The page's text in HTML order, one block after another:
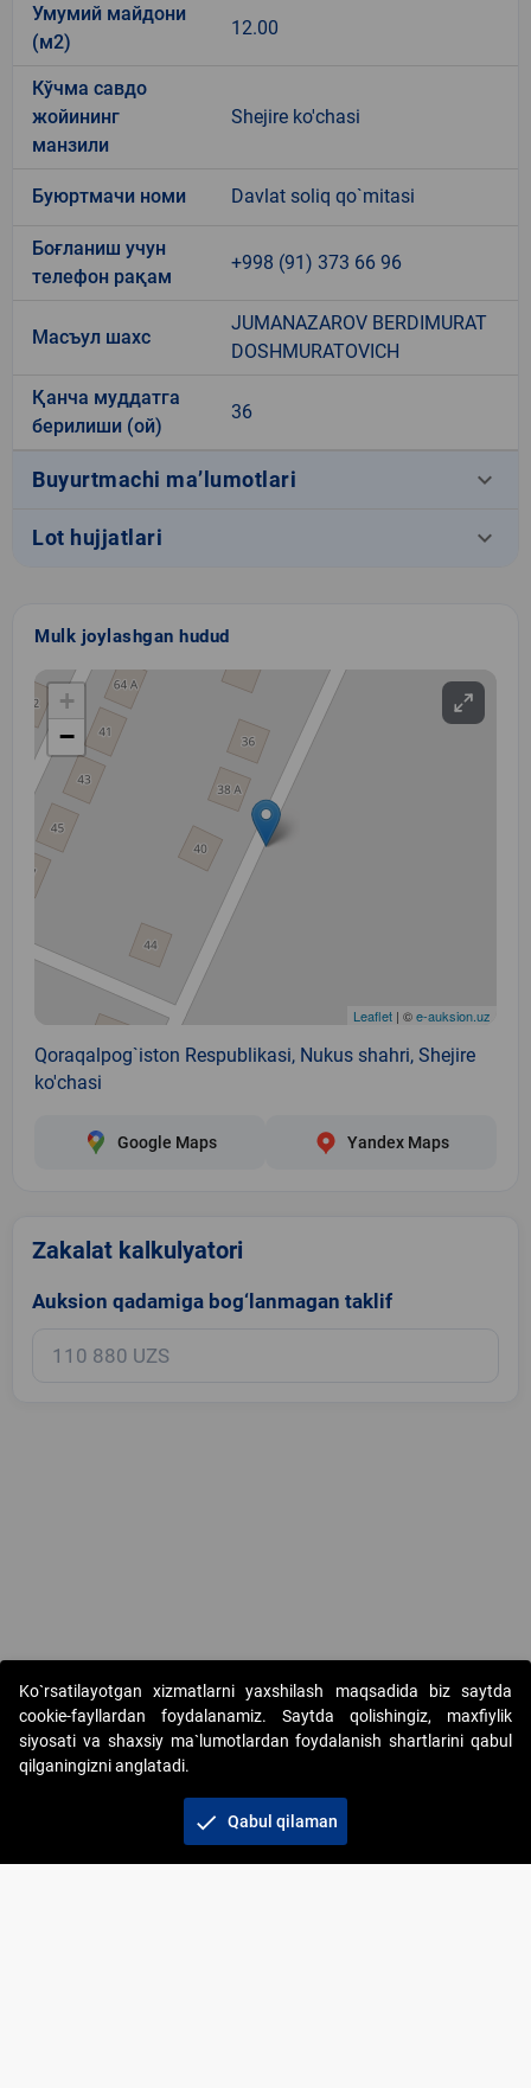
Умумий майдони
(м2)
12.00
Кўчма савдо
жойининг
манзили
Shejire ko'chasi
Буюртмачи номи Davlat soliq qo`mitasi
Боғланиш учун
телефон рақам
+998 (91) 373 66 96
Масъул шахс
JUMANAZAROV BERDIMURAT
DOSHMURATOVICH
Қанча муддатга
берилиши (ой)
36
Buyurtmachi ma’lumotlari keyboard_arrow_down
Lot hujjatlari keyboard_arrow_down
Mulk joylashgan hudud
+
−
Leaflet | ©e-auksion.uz
Qoraqalpog`iston Respublikasi, Nukus shahri, Shejire
ko'chasi
Google Maps Yandex Maps
Zakalat kalkulyatori
Auksion qadamiga bog‘lanmagan taklif
Copyright © 2017-2026. "Elektron onlayn-auksionlarni tashkil etish"
AJ. Barcha huquqlar himoyalangan
+998 71 202-21-11
Ko`rsatilayotgan xizmatlarni yaxshilash maqsadida biz saytda
cookie-fayllardan foydalanamiz. Saytda qolishingiz, maxfiylik
siyosati va shaxsiy ma`lumotlardan foydalanish shartlarini qabul
qilganingizni anglatadi.
check Qabul qilaman